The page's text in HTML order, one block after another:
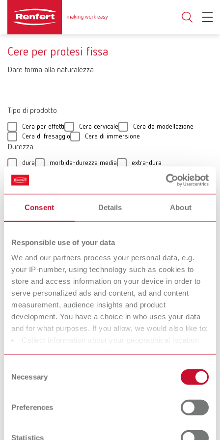
Consent Details About
Responsible use of your data
We and our partners process your personal data, e.g.
your IP-number, using technology such as cookies to
store and access information on your device in order to
serve personalized ads and content, ad and content
measurement, audience insights and product
development. You have a choice in who uses your data
and for what purposes. If you allow, we would also like to:
Collect information about your geographical location
characteristics (fingerprinting)
Find out more about how your personal data is processed
and set your preferences in the details section. You can
change or withdraw your consent any time from the
Selection
Necessary
Preferences
Statistics
Cere per protesi fissa
Dare forma alla naturalezza.
Tipo di prodotto
Cera per effetti Cera cervicale
Cera da modellazione
Cera di fresaggio
Cere di immersione
Durezza
dura morbida-durezza media
extra-dura
durezza media
Applicazione
Ceratura estetica
Tecnica convenzionale
GEO Expert A.
Bruguera
Cere per la modellazione
estetica
GEO Expert
Gingiva A.
Bruguera
Cere per la modellazione
estetica
GEO Expert
funzionale
GEO Classic
speciali